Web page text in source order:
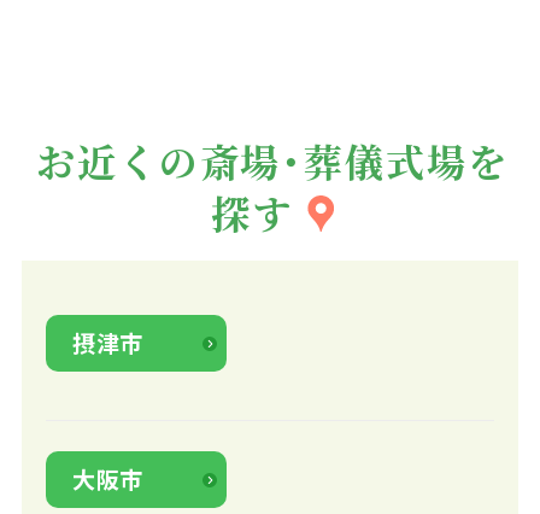
お近くの斎場・葬儀式場を
探す
摂津市
大阪市